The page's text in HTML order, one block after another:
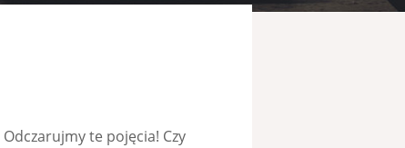
te pojęcia! Czy